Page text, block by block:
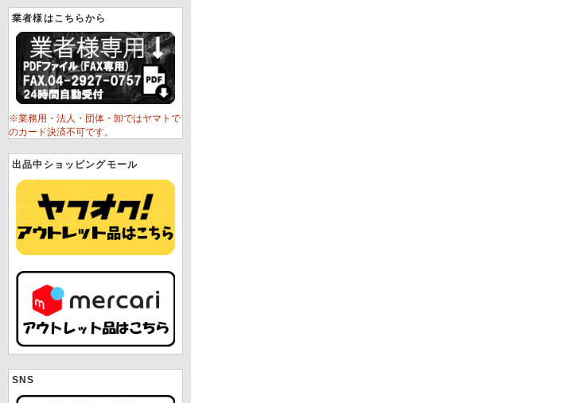
業者様はこちらから
※業務用・法人・団体・卸ではヤマトで
のカード決済不可です。
出品中ショッピングモール
SNS